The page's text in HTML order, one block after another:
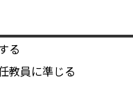
る
教員に準じる